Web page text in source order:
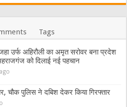
Tags
उर्फ अहिरौली का अमृत सरोवर बना प्रदेश
को दिलाई नई पहचान
चौक पुलिस ने दबिश देकर किया गिरफ्तार